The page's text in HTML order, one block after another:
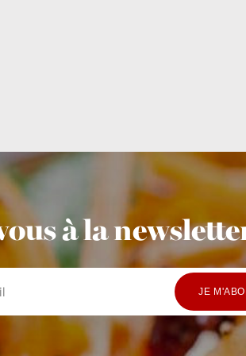
à la